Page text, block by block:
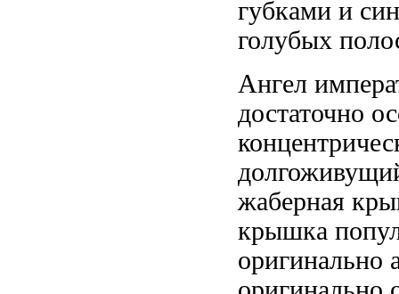
губками и
голубых
Ангел
достаточно
жаберная
крышка
оригинально